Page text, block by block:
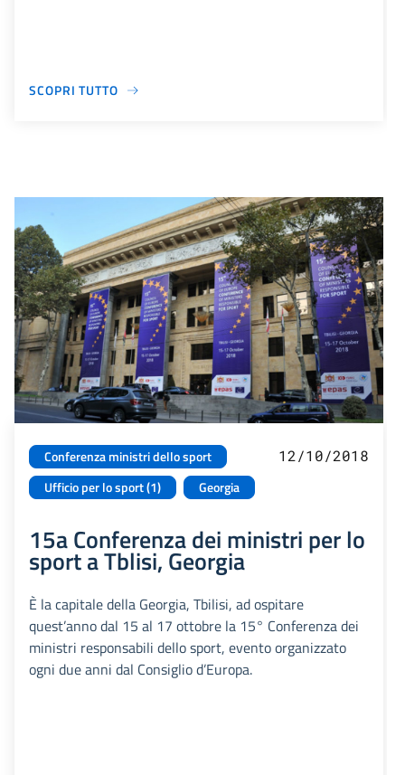
SCOPRI TUTTO
Conferenza ministri dello sport
Ufficio per lo sport (1)
Georgia
12/10/2018
15a Conferenza dei ministri per lo
sport a Tblisi, Georgia
È la capitale della Georgia, Tbilisi, ad ospitare
quest’anno dal 15 al 17 ottobre la 15° Conferenza dei
ministri responsabili dello sport, evento organizzato
ogni due anni dal Consiglio d’Europa.